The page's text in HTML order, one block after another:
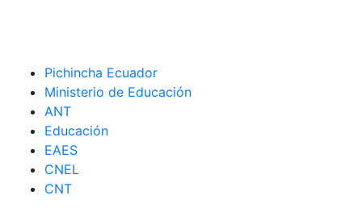
Pichincha Ecuador
Ministerio de Educación
ANT
Educación
EAES
CNEL
CNT